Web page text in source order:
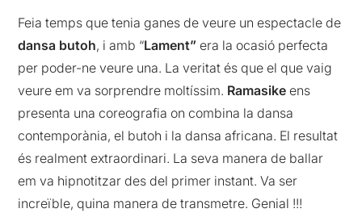
Feia temps que tenia ganes de veure un espectacle de
dansa butoh, i amb “Lament” era la ocasió perfecta
per poder-ne veure una. La veritat és que el que vaig
veure em va sorprendre moltíssim. Ramasike ens
presenta una coreografia on combina la dansa
contemporània, el butoh i la dansa africana. El resultat
és realment extraordinari. La seva manera de ballar
em va hipnotitzar des del primer instant. Va ser
increïble, quina manera de transmetre. Genial !!!